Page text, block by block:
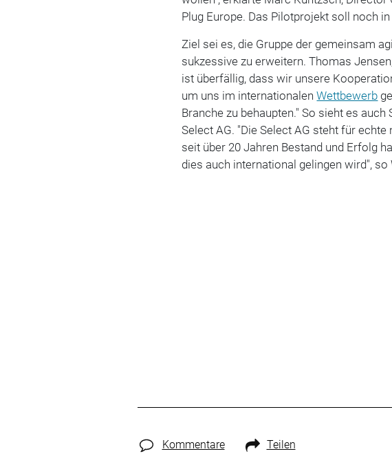
Plug Europe. Das Pilotprojekt soll noch
Ziel sei es, die Gruppe der gemeinsam
sukzessive zu erweitern. Thomas
ist überfällig, dass wir unsere
um uns im internationalenWettbewerb
Branche zu behaupten." So sieht es auch
Select AG. "Die Select AG steht für
seit über 20 Jahren Bestand und Erfolg
dies auch international gelingen wird", so
Kommentare Teilen